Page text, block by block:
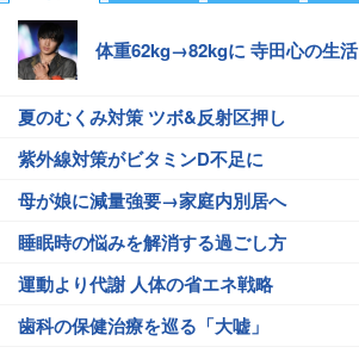
体重62kg→82kgに 寺田心の生活
夏のむくみ対策 ツボ&反射区押し
紫外線対策がビタミンD不足に
母が娘に減量強要→家庭内別居へ
睡眠時の悩みを解消する過ごし方
運動より代謝 人体の省エネ戦略
歯科の保健治療を巡る「大嘘」